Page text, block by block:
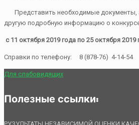
Представить необходимые документы, а
другую подробную информацию о
с 11 октября 2019 года по 25 октября
Справки по телефону: 8 (878-76) 4-14-54
Для слабовидящих
Полезные ссылки: